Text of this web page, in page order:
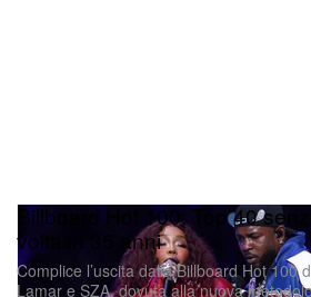
Billboard Hot 100: Top 40
volta in 35 anni
Complice l’uscita dalla Billboard Hot 100
Lamar e SZA, dovuta alla nuova